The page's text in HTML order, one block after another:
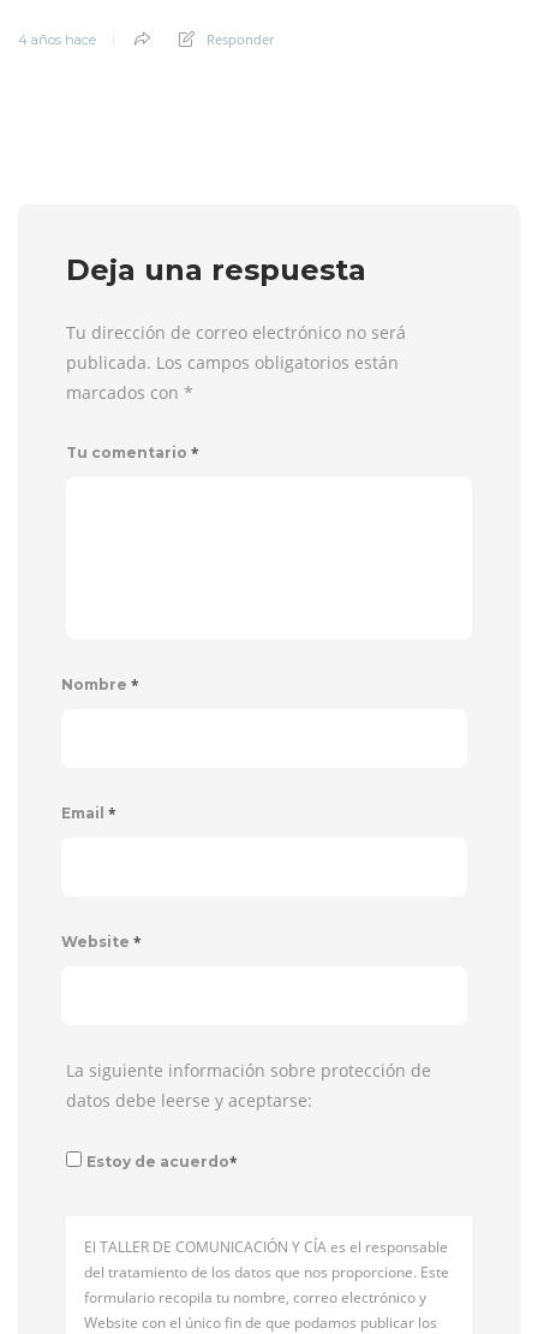
4 años hace Responder
Deja una respuesta
Tu dirección de correo electrónico no será
publicada. Los campos obligatorios están
marcados con *
Tu comentario *
Nombre *
Email *
Website *
La siguiente información sobre protección de
datos debe leerse y aceptarse:
Estoy de acuerdo*
El TALLER DE COMUNICACIÓN Y CÍA es el responsable
del tratamiento de los datos que nos proporcione. Este
formulario recopila tu nombre, correo electrónico y
Website con el único fin de que podamos publicar los